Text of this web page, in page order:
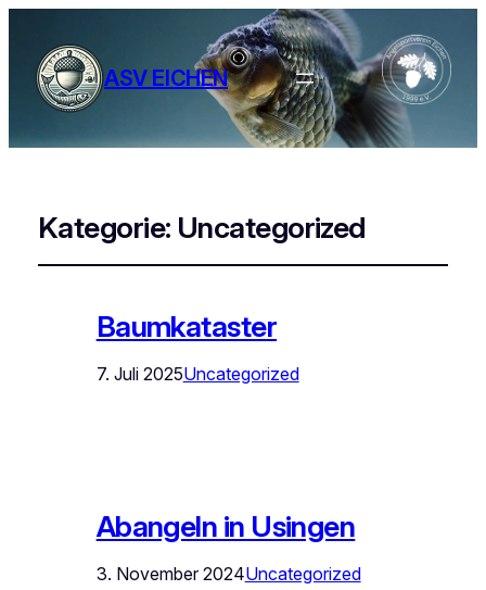
ASV EICHEN
Kategorie: Uncategorized
Baumkataster
7. Juli 2025Uncategorized
Abangeln in Usingen
3. November 2024Uncategorized